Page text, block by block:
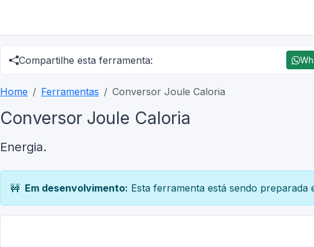
Compartilhe esta ferramenta:
Home Ferramentas Conversor Joule Caloria
Conversor Joule Caloria
Energia.
🚧 Em desenvolvimento: Esta ferramenta está sendo preparada